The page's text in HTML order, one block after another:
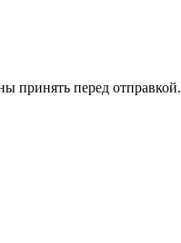
принять перед отправкой.